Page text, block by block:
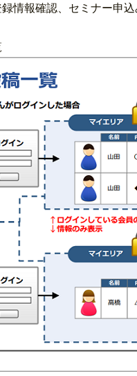
録情報確認、セミナー申